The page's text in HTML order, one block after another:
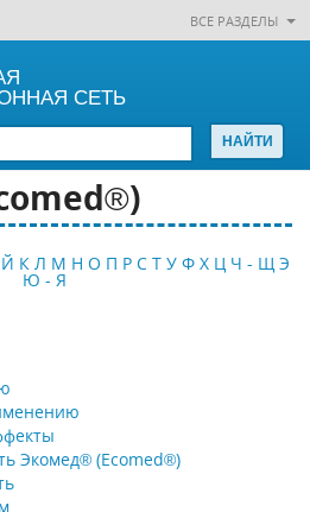
ВСЕ РАЗДЕЛЫ
СЕТЬ
К Л М Н О П Р С Т У Ф Х Ц Ч - Щ Э
Ю - Я
Экомед® (Ecomed®)